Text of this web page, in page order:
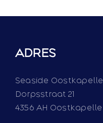
ADRES
Seaside Oostkapelle
Dorpsstraat 21
4356 AH Oostkapelle